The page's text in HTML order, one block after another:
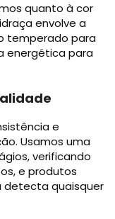
quanto à cor
envolve a
temperado para
energética para
e
Usamos uma
verificando
e produtos
detecta quaisquer